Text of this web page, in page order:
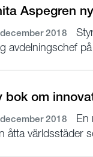
Aspegren
2018
avdelningschef
bok om
2018
En
åtta världsstäder